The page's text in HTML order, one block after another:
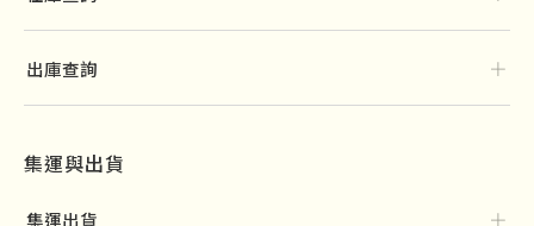
出庫查詢 ＋
集運與出貨
集運出貨 ＋